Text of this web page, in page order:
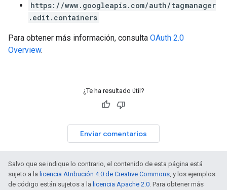
https://www.googleapis.com/auth/tagmanager
.edit.containers
Para obtener más información, consulta OAuth 2.0
Overview.
¿Te ha resultado útil?
Enviar comentarios
Salvo que se indique lo contrario, el contenido de esta página está
sujeto a la licencia Atribución 4.0 de Creative Commons, y los ejemplos
de código están sujetos a la licencia Apache 2.0. Para obtener más